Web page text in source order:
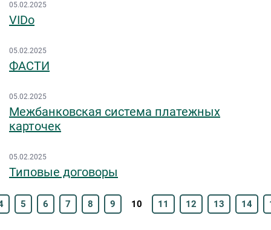
05.02.2025
VIDo
05.02.2025
ФАСТИ
05.02.2025
Межбанковская система платежных
карточек
05.02.2025
Типовые договоры
5 6 7 8 9 10 11 12 13 14